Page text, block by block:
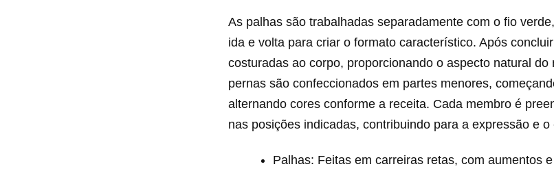
As palhas são trabalhadas separadamente com o fio
ida e volta para criar o formato característico. Após
costuradas ao corpo, proporcionando o aspecto natural do
pernas são confeccionados em partes menores,
alternando cores conforme a receita. Cada membro é
nas posições indicadas, contribuindo para a expressão e o
Palhas: Feitas em carreiras retas, com aumentos